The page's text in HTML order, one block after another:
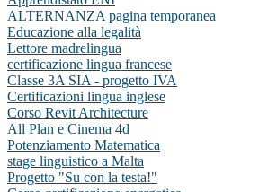
ALTERNANZA pagina temporanea
Educazione alla legalità
Lettore madrelingua
certificazione lingua francese
Classe 3A SIA - progetto IVA
Certificazioni lingua inglese
Corso Revit Architecture
All Plan e Cinema 4d
Potenziamento Matematica
stage linguistico a Malta
Progetto "Su con la testa!"